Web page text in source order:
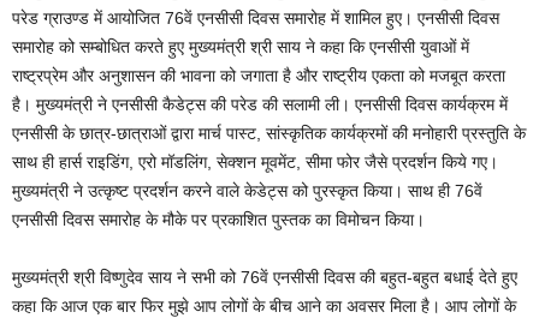
परेड ग्राउण्ड में आयोजित 76वें एनसीसी दिवस समारोह में शामिल हुए। एनसीसी दिवस
समारोह को सम्बोधित करते हुए मुख्यमंत्री श्री साय ने कहा कि एनसीसी युवाओं में
राष्ट्रप्रेम और अनुशासन की भावना को जगाता है और राष्ट्रीय एकता को मजबूत करता
है। मुख्यमंत्री ने एनसीसी कैडेट्स की परेड की सलामी ली। एनसीसी दिवस कार्यक्रम में
एनसीसी के छात्र-छात्राओं द्वारा मार्च पास्ट, सांस्कृतिक कार्यक्रमों की मनोहारी प्रस्तुति के
साथ ही हार्स राइडिंग, एरो मॉडलिंग, सेक्शन मूवमेंट, सीमा फोर जैसे प्रदर्शन किये गए।
मुख्यमंत्री ने उत्कृष्ट प्रदर्शन करने वाले केडेट्स को पुरस्कृत किया। साथ ही 76वें
एनसीसी दिवस समारोह के मौके पर प्रकाशित पुस्तक का विमोचन किया।
मुख्यमंत्री श्री विष्णुदेव साय ने सभी को 76वें एनसीसी दिवस की बहुत-बहुत बधाई देते हुए
कहा कि आज एक बार फिर मुझे आप लोगों के बीच आने का अवसर मिला है। आप लोगों के